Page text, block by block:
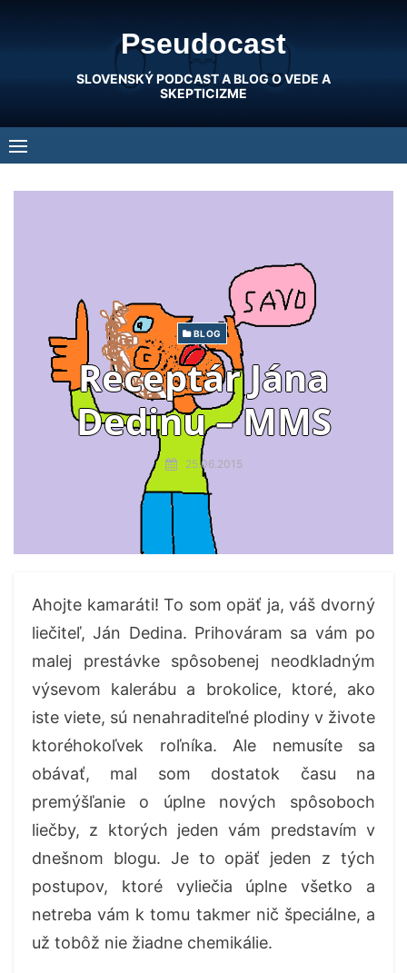
Pseudocast
SLOVENSKÝ PODCAST A BLOG O VEDE A
SKEPTICIZME
BLOG
Receptár Jána
Dedinu – MMS
25.06.2015
Ahojte kamaráti! To som opäť ja, váš dvorný
liečiteľ, Ján Dedina. Prihováram sa vám po
malej prestávke spôsobenej neodkladným
výsevom kalerábu a brokolice, ktoré, ako
iste viete, sú nenahraditeľné plodiny v živote
ktoréhokoľvek roľníka. Ale nemusíte sa
obávať, mal som dostatok času na
premýšľanie o úplne nových spôsoboch
liečby, z ktorých jeden vám predstavím v
dnešnom blogu. Je to opäť jeden z tých
postupov, ktoré vyliečia úplne všetko a
netreba vám k tomu takmer nič špeciálne, a
už tobôž nie žiadne chemikálie.